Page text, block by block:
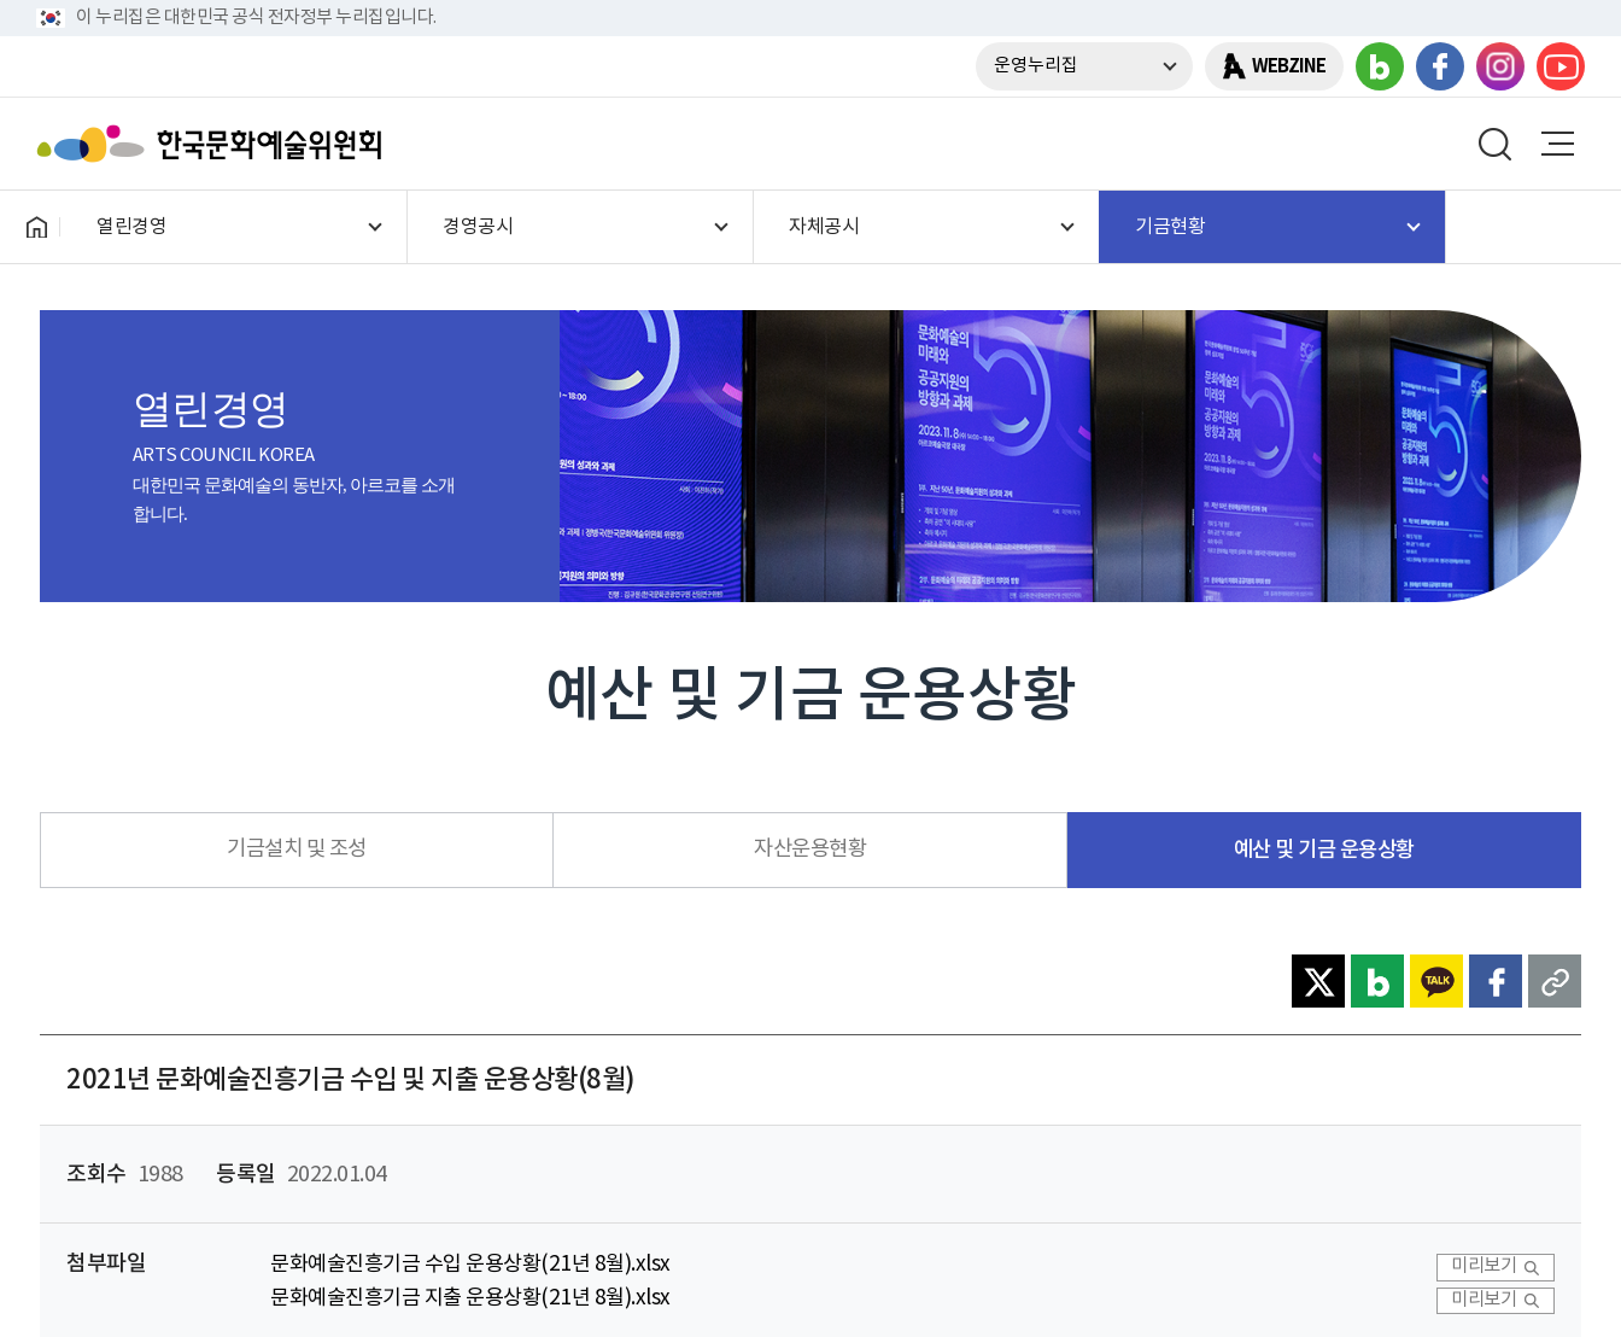
이 누리집은 대한민국 공식 전자정부 누리집입니다.
운영누리집 WEBZINE
열린경영 경영공시 자체공시 기금현황
열린경영
ARTS COUNCIL KOREA
대한민국 문화예술의 동반자, 아르코를 소개
합니다.
예산 및 기금 운용상황
기금설치 및 조성 자산운용현황 예산 및 기금 운용상황
2021년 문화예술진흥기금 수입 및 지출 운용상황(8월)
조회수 1988 등록일 2022.01.04
첨부파일 문화예술진흥기금 수입 운용상황(21년 8월).xlsx 미리보기
문화예술진흥기금 지출 운용상황(21년 8월).xlsx 미리보기